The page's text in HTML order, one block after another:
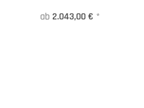
ab 2.043,00 € *